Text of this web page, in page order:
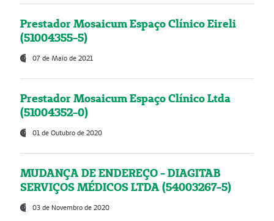
Prestador Mosaicum Espaço Clínico Eireli
(51004355-5)
07 de Maio de 2021
Prestador Mosaicum Espaço Clínico Ltda
(51004352-0)
01 de Outubro de 2020
MUDANÇA DE ENDEREÇO - DIAGITAB
SERVIÇOS MÉDICOS LTDA (54003267-5)
03 de Novembro de 2020